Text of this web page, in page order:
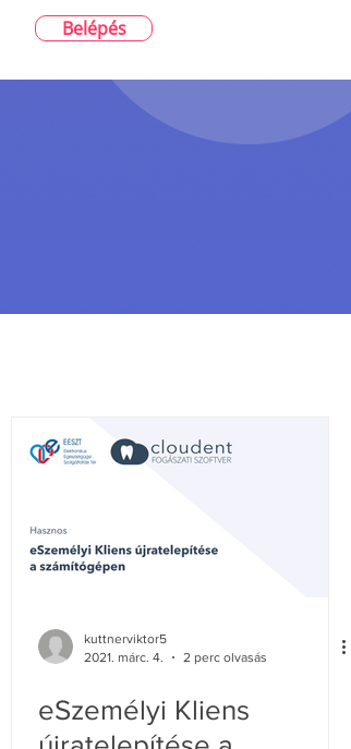
Belépés
kuttnerviktor5
2021. márc. 4.
2 perc olvasás
eSzemélyi Kliens